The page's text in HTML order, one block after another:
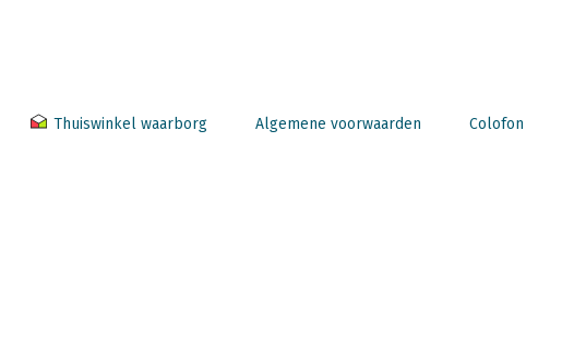
Thuiswinkel waarborg Algemene voorwaarden Colofon